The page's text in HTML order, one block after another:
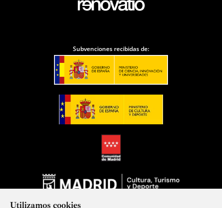
Utilizamos cookies
Subvenciones recibidas de: